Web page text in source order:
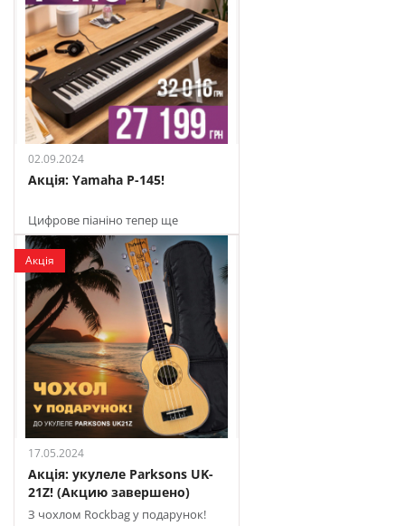
02.09.2024
Акція: Yamaha P-145!
Цифрове піаніно тепер ще
доступніше в JAM
Акція
17.05.2024
Акція: укулеле Parksons UK-
21Z! (Акцию завершено)
З чохлом Rockbag у подарунок!